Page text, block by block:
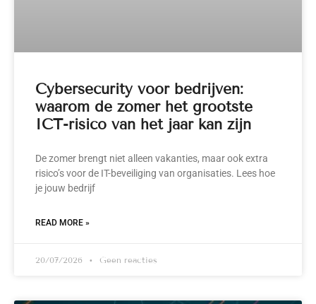
Cybersecurity voor bedrijven:
waarom de zomer het grootste
ICT-risico van het jaar kan zijn
De zomer brengt niet alleen vakanties, maar ook extra
risico’s voor de IT-beveiliging van organisaties. Lees hoe
je jouw bedrijf
READ MORE »
20/07/2026 Geen reacties